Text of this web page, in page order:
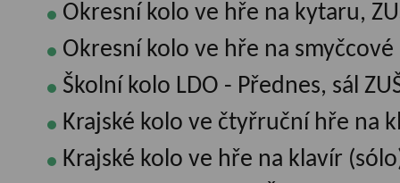
Okresní kolo ve hře na kytaru,
Okresní kolo ve hře na
Školní kolo LDO - Přednes, sál
Krajské kolo ve čtyřruční hře na
Krajské kolo ve hře na klavír